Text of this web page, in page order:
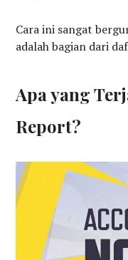
Cara ini sangat
adalah bagian dari
Apa yang
Report?